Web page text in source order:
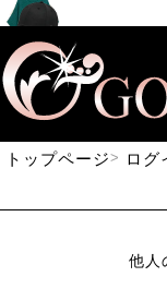
トップページ ログ
他人